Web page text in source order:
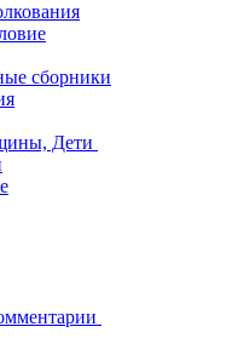
сборники
Дети